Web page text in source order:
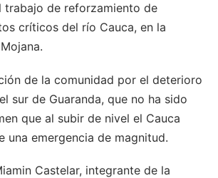
trabajo de reforzamiento de
críticos del río Cauca, en la
de la comunidad por el deterioro
sur de Guaranda, que no ha sido
que al subir de nivel el Cauca
una emergencia de magnitud.
Castelar, integrante de la